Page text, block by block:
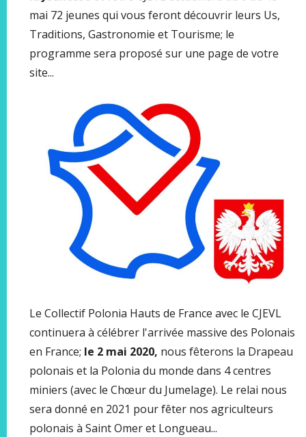
mai 72 jeunes qui vous feront découvrir leurs Us,
Traditions, Gastronomie et Tourisme; le
programme sera proposé sur une page de votre
site...
Le Collectif Polonia Hauts de France avec le CJEVL
continuera à célébrer l'arrivée massive des Polonais
en France; le 2 mai 2020, nous fêterons la Drapeau
polonais et la Polonia du monde dans 4 centres
miniers (avec le Chœur du Jumelage). Le relai nous
sera donné en 2021 pour fêter nos agriculteurs
polonais à Saint Omer et Longueau...